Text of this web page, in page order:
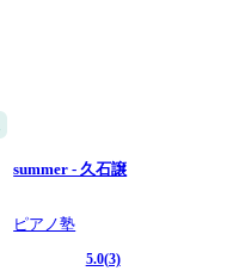
summer - 久石譲
ピアノ塾
5.0(3)